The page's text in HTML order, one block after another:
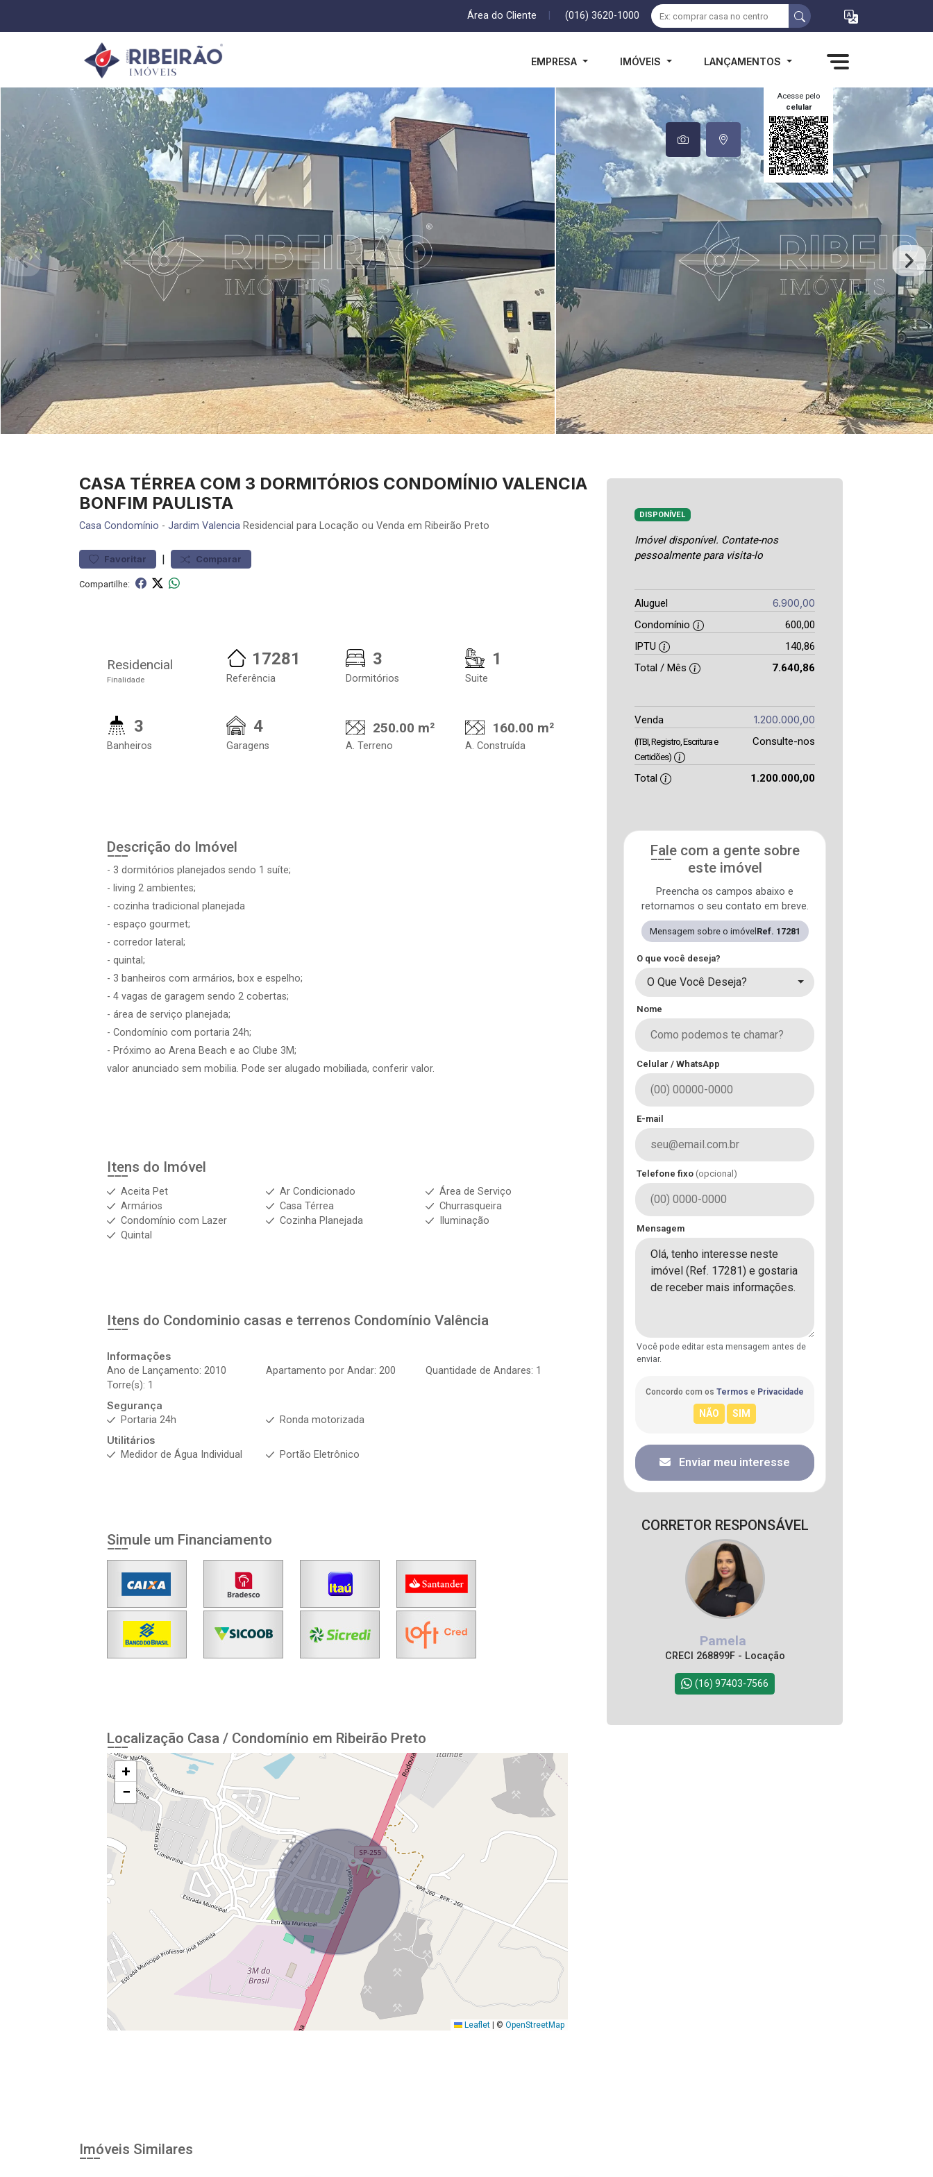
Área do Cliente (016) 3620-1000
EMPRESA IMÓVEIS LANÇAMENTOS
Acesse pelo
celular
CASA TÉRREA COM 3 DORMITÓRIOS CONDOMÍNIO VALENCIA
BONFIM PAULISTA
Casa Condomínio - Jardim Valencia Residencial para Locação ou Venda em Ribeirão Preto
Favoritar | Comparar
Compartilhe:
Residencial
Finalidade
17281
Referência
3
Dormitórios
1
Suite
3
Banheiros
4
Garagens
250.00 m²
A. Terreno
160.00 m²
A. Construída
Descrição do Imóvel
- 3 dormitórios planejados sendo 1 suíte;
- living 2 ambientes;
- cozinha tradicional planejada
- espaço gourmet;
- corredor lateral;
- quintal;
- 3 banheiros com armários, box e espelho;
- 4 vagas de garagem sendo 2 cobertas;
- área de serviço planejada;
- Condomínio com portaria 24h;
- Próximo ao Arena Beach e ao Clube 3M;
valor anunciado sem mobilia. Pode ser alugado mobiliada, conferir valor.
Itens do Imóvel
Aceita Pet Ar Condicionado
Área de Serviço
Armários
Casa Térrea
Churrasqueira
Condomínio com Lazer
Cozinha Planejada
Iluminação
Quintal
Itens do Condominio casas e terrenos Condomínio Valência
Informações
Ano de Lançamento: 2010
Apartamento por Andar: 200
Quantidade de Andares: 1
Torre(s): 1
Segurança
Portaria 24h
Ronda motorizada
Utilitários
Medidor de Água Individual
Portão Eletrônico
Simule um Financiamento
Localização Casa / Condomínio em Ribeirão Preto
+
−
Leaflet © OpenStreetMap
DISPONÍVEL
Imóvel disponível. Contate-nos
pessoalmente para visita-lo
Aluguel 6.900,00
Condomínio
600,00
IPTU
140,86
Total / Mês
7.640,86
Venda 1.200.000,00
(ITBI, Registro, Escritura e
Certidões)
Consulte-nos
Total 1.200.000,00
Fale com a gente sobre
este imóvel
Preencha os campos abaixo e
retornamos o seu contato em breve.
Mensagem sobre o imóvel Ref. 17281
O que você deseja?
O Que Você Deseja?
Nome
Celular / WhatsApp
E-mail
Telefone fixo (opcional)
Mensagem
Você pode editar esta mensagem antes de
enviar.
Concordo com os Termos e Privacidade
Enviar meu interesse
CORRETOR RESPONSÁVEL
Pamela
CRECI 268899F - Locação
(16) 97403-7566
Imóveis Similares